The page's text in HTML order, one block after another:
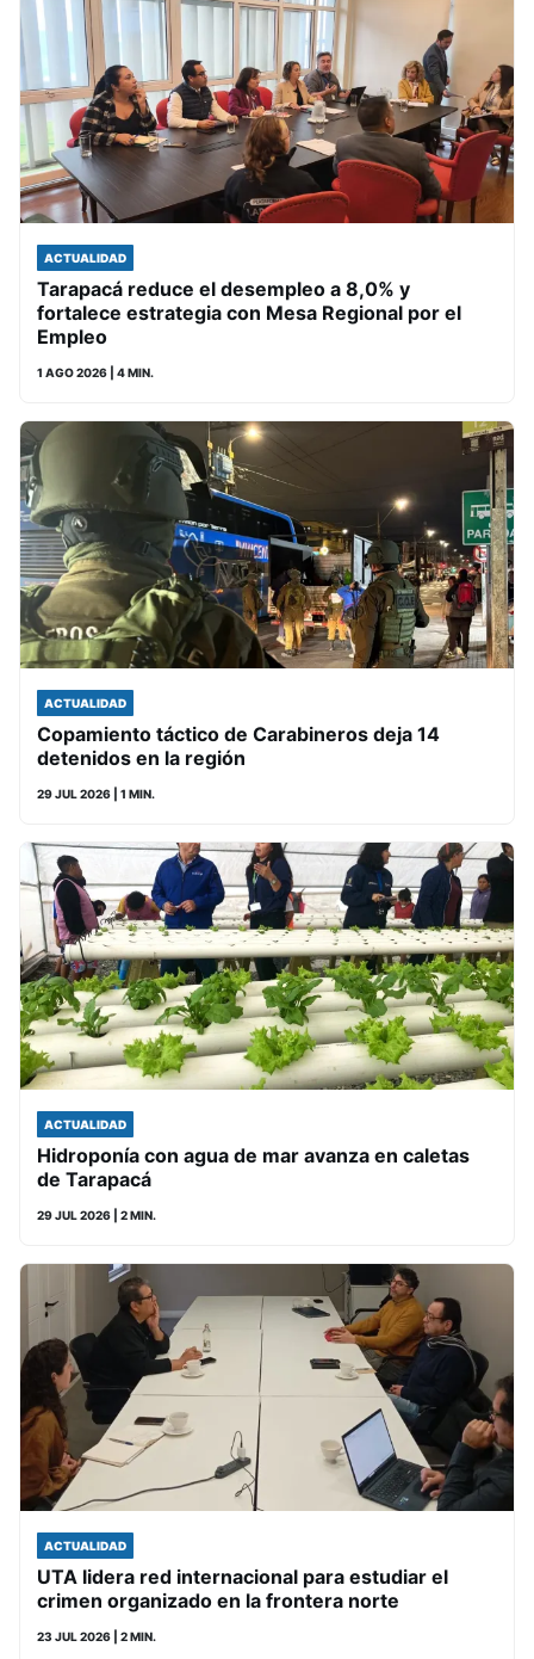
ACTUALIDAD
Tarapacá reduce el desempleo a 8,0% y
fortalece estrategia con Mesa Regional por el
Empleo
1 AGO 2026 | 4 MIN.
ACTUALIDAD
Copamiento táctico de Carabineros deja 14
detenidos en la región
29 JUL 2026 | 1 MIN.
ACTUALIDAD
Hidroponía con agua de mar avanza en caletas
de Tarapacá
29 JUL 2026 | 2 MIN.
ACTUALIDAD
UTA lidera red internacional para estudiar el
crimen organizado en la frontera norte
23 JUL 2026 | 2 MIN.